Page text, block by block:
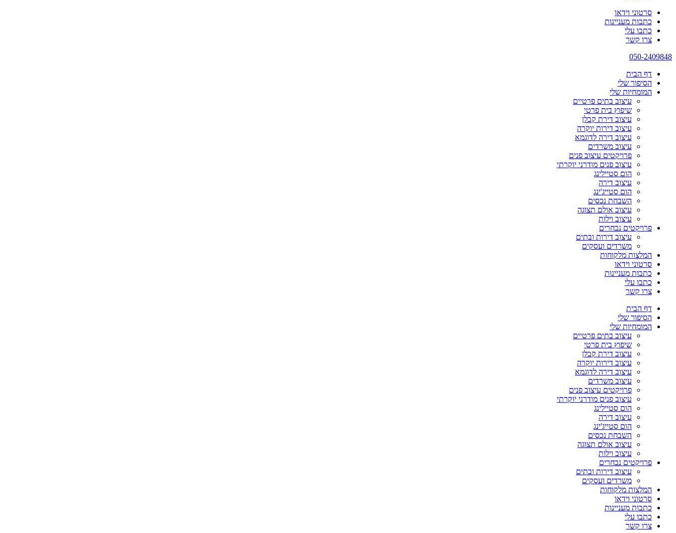
סרטוני וידאו
כתבות מעניינות
כתבו עלי
צרו קשר
050-2409848
דף הבית
הסיפור שלי
המומחיות שלי
עיצוב בתים פרטיים
שיפוץ בית פרטי
עיצוב דירת קבלן
עיצוב דירות יוקרה
עיצוב דירה לדוגמא
עיצוב משרדים
פרויקטים עיצוב פנים
עיצוב פנים מודרני יוקרתי
הום סטיילינג
עיצוב דירה
הום סטייג'ינג
השבחת נכסים
עיצוב אולם תצוגה
עיצוב וילות
פרויקטים נבחרים
עיצוב דירות ובתים
משרדים ועסקים
המלצות מלקוחות
סרטוני וידאו
כתבות מעניינות
כתבו עלי
צרו קשר
דף הבית
הסיפור שלי
המומחיות שלי
עיצוב בתים פרטיים
שיפוץ בית פרטי
עיצוב דירת קבלן
עיצוב דירות יוקרה
עיצוב דירה לדוגמא
עיצוב משרדים
פרויקטים עיצוב פנים
עיצוב פנים מודרני יוקרתי
הום סטיילינג
עיצוב דירה
הום סטייג'ינג
השבחת נכסים
עיצוב אולם תצוגה
עיצוב וילות
פרויקטים נבחרים
עיצוב דירות ובתים
משרדים ועסקים
המלצות מלקוחות
סרטוני וידאו
כתבות מעניינות
כתבו עלי
צרו קשר